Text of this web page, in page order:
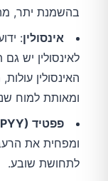
בהשמנת יתר,
אינסולין:
לאינסולין יש
האינסולין
ומאותת למוח
פפטיד YY (PYY)
לתחושת שובע.